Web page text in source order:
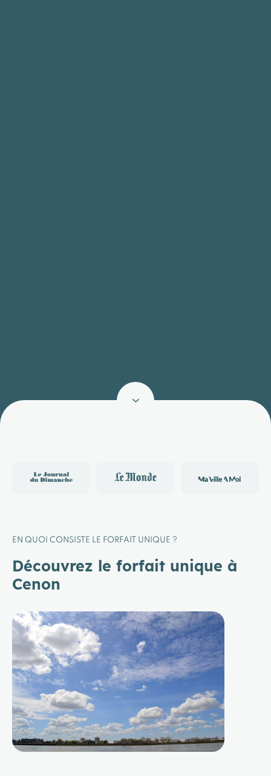
EN QUOI CONSISTE LE FORFAIT UNIQUE ?
Découvrez le forfait unique à
Cenon